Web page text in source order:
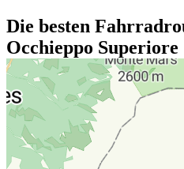
Die besten
Occhieppo Superiore